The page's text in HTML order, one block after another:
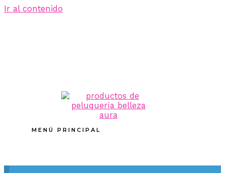
Ir al contenido
MENÚ PRINCIPAL